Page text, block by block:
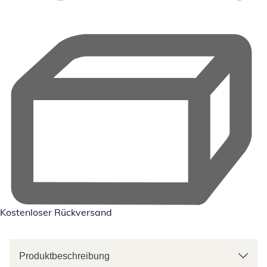
Kostenloser Rückversand
Produktbeschreibung